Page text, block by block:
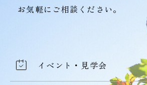
お気軽にご相談ください。
イベント・見学会